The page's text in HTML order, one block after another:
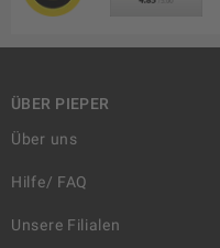
ÜBER PIEPER
Über uns
Hilfe/ FAQ
Unsere Filialen